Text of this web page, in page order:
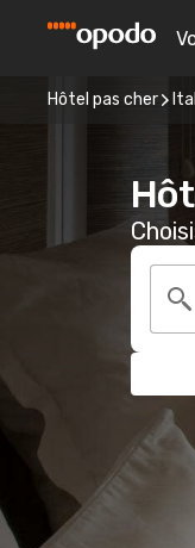
Hôtel pas cher